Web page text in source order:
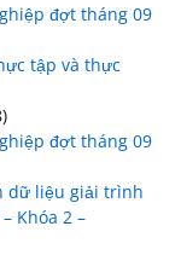
đợt tháng 09
tập và thực
đợt tháng 09
dữ liệu giải trình
Khóa 2 –